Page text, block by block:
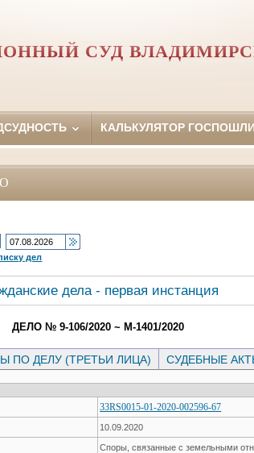
СУД
КАЛЬКУЛЯТОР
дел
дела - первая инстанция
ДЕЛО № 9-106/2020 ~ М-1401/2020
ПО ДЕЛУ (ТРЕТЬИ ЛИЦА) СУДЕБНЫЕ
33RS0015-01-2020-002596-67
10.09.2020
Споры, связанные с земельными